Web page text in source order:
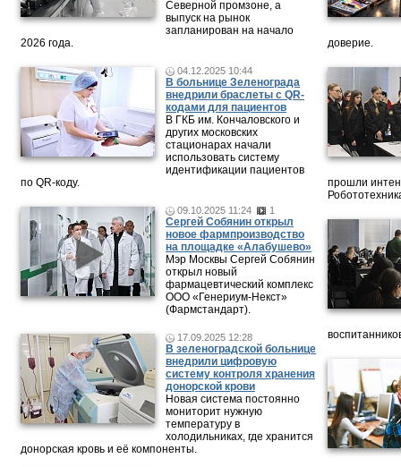
Северной промзоне, а
выпуск на рынок
запланирован на начало
2026 года.
04.12.2025 10:44
В больнице Зеленограда
внедрили браслеты с QR-
кодами для пациентов
В ГКБ им. Кончаловского и
других московских
стационарах начали
использовать систему
идентификации пациентов
по QR-коду.
09.10.2025 11:24 1
Сергей Собянин открыл
новое фармпроизводство
на площадке «Алабушево»
Мэр Москвы Сергей Собянин
открыл новый
фармацевтический комплекс
ООО «Генериум-Некст»
(Фармстандарт).
17.09.2025 12:28
В зеленоградской больнице
внедрили цифровую
систему контроля хранения
донорской крови
Новая система постоянно
мониторит нужную
температуру в
холодильниках, где хранится
донорская кровь и её компоненты.
доверие.
прошли